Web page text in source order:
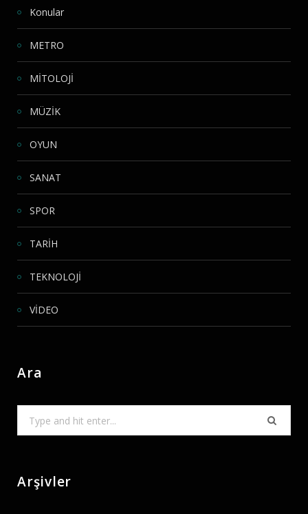
Konular
METRO
MİTOLOJİ
MÜZİK
OYUN
SANAT
SPOR
TARİH
TEKNOLOJİ
VİDEO
Ara
Arşivler